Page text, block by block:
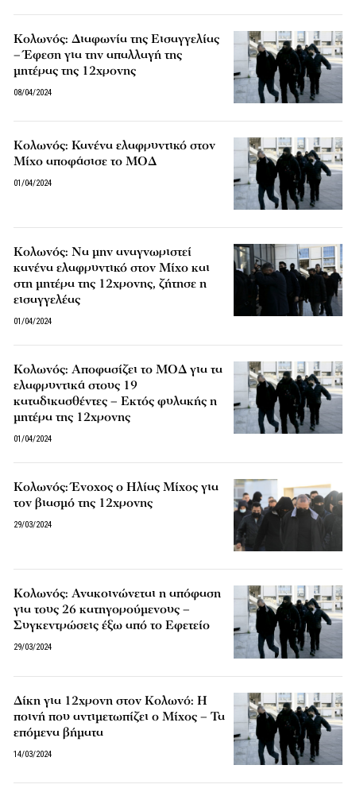
Κολωνός: Διαφωνία της Εισαγγελίας
– Έφεση για την απαλλαγή της
μητέρας της 12χρονης
08/04/2024
Κολωνός: Κανένα ελαφρυντικό στον
Μίχο αποφάσισε το ΜΟΔ
01/04/2024
Κολωνός: Να μην αναγνωριστεί
κανένα ελαφρυντικό στον Μίχο και
στη μητέρα της 12χρονης, ζήτησε η
εισαγγελέας
01/04/2024
Κολωνός: Αποφασίζει το ΜΟΔ για τα
ελαφρυντικά στους 19
καταδικασθέντες – Εκτός φυλακής η
μητέρα της 12χρονης
01/04/2024
Κολωνός: Ένοχος ο Ηλίας Μίχος για
τον βιασμό της 12χρονης
29/03/2024
Κολωνός: Ανακοινώνεται η απόφαση
για τους 26 κατηγορούμενους –
Συγκεντρώσεις έξω από το Εφετείο
29/03/2024
Δίκη για 12χρονη στον Κολωνό: Η
ποινή που αντιμετωπίζει ο Μίχος – Τα
επόμενα βήματα
14/03/2024